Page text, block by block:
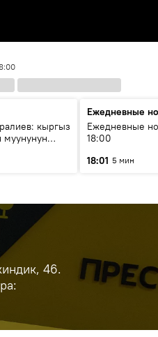
кыргыз
муунунун
Ежедневные
Ежедневные
18:00
18:01 5 мин
46.